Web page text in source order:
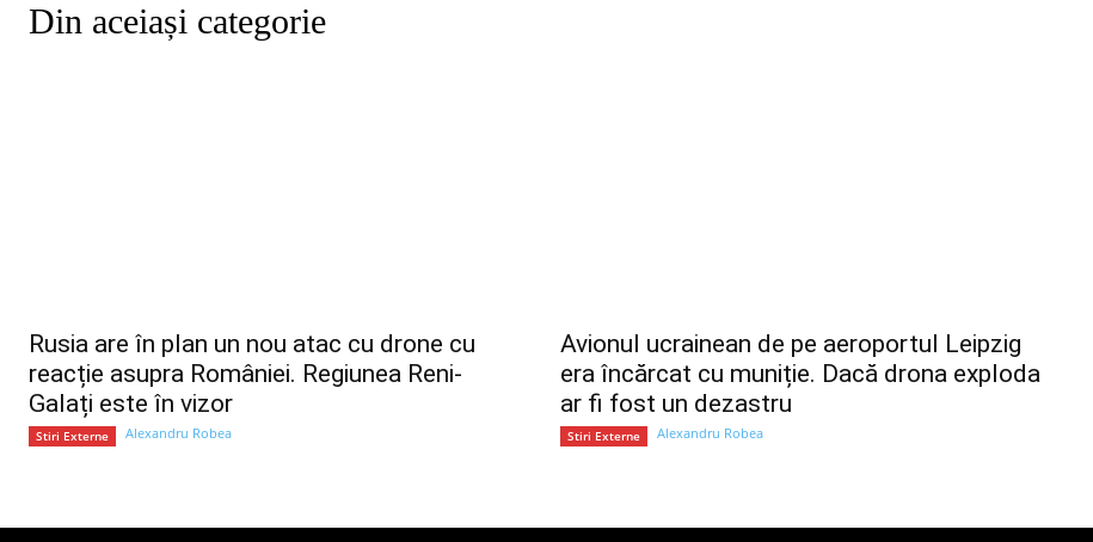
Din aceiași categorie
Rusia are în plan un nou atac cu drone cu
reacție asupra României. Regiunea Reni-
Galați este în vizor
Stiri Externe Alexandru Robea
Avionul ucrainean de pe aeroportul Leipzig
era încărcat cu muniție. Dacă drona exploda
ar fi fost un dezastru
Stiri Externe Alexandru Robea